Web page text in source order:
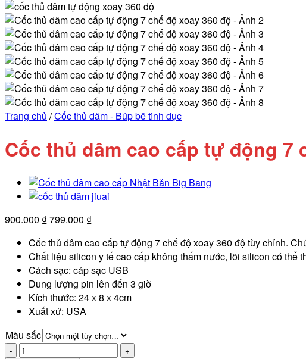
Trang chủ /Cốc thủ dâm - Búp bê tình dục
Cốc thủ dâm cao cấp tự động 7
900.000₫Giá
là:
900.000 ₫.
799.000 ₫Giá
tại
là:
799.000 ₫.
Cốc thủ dâm cao cấp tự động 7 chế độ xoay 360 độ tùy chỉnh.
Chất liệu silicon y tế cao cấp không thấm nước, lõi silicon có thể
Cách sạc: cáp sạc USB
Dung lượng pin lên đến 3 giờ
Kích thước: 24 x 8 x 4cm
Xuất xứ: USA
Màu sắc
Cốc